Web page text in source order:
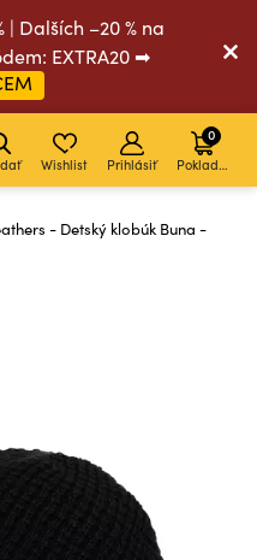
Dalších –20 % na
EXTRA20 ➡
Wishlist Prihlásiť Pokladňa
0
- Detský klobúk Buna -